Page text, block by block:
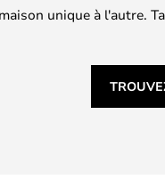
unique à l'autre.